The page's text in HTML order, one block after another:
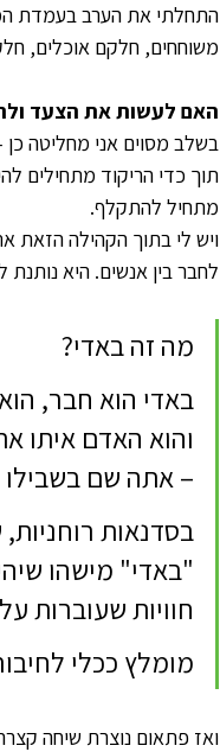
התחלתי את הערב בעמדת
משוחחים, חלקם אוכלים,
האם לעשות את הצעד
בשלב מסוים אני מחליטה כן
תוך כדי הריקוד מתחילים
מתחיל להתקלף.
ויש לי בתוך הקהילה הזאת
לחבר בין אנשים. היא
מה זה באדי?
באדי הוא חבר,
והוא האדם איתו
– אתה שם בשבילו
בסדנאות
"באדי" מישהו
חוויות שעוברות
מומלץ ככלי
ואז פתאום נוצרת שיחה